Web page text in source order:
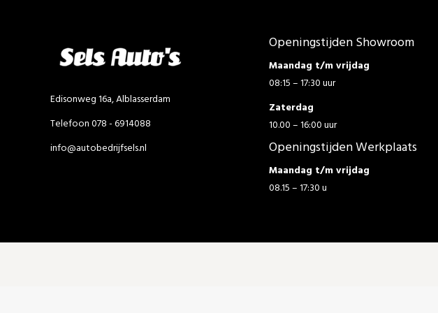
Edisonweg 16a, Alblasserdam
Telefoon 078 - 6914088
info@autobedrijfsels.nl
Openingstijden Showroom
Maandag t/m vrijdag
08:15 – 17:30 uur
Zaterdag
10.00 – 16:00 uur
Openingstijden Werkplaats
Maandag t/m vrijdag
08.15 – 17:30 u